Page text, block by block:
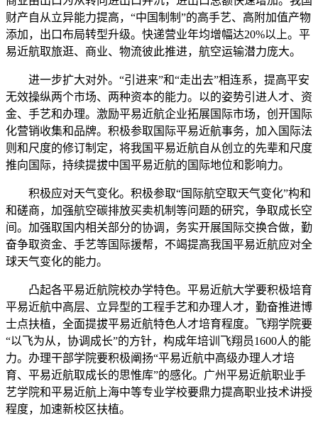
财产自从立异能力提高，“中国制制”的高手艺、高附加值产物
添加，出口布局转型升级。快递营业年均增幅达20%以上。平
易近航取旅逛、商业、物流彼此推进，航空运输潜力庞大。
进一步扩大对外。“引进来”和“走出去”相连系，提高平安
无效操纵两个市场、两种资本的能力。以的姿势引进人才、资
金、手艺和办理。激励平易近航企业拓展国际市场，创开国际
化营销收集和品牌。积极参取国际平易近航事务，加入国际法
则和尺度的修订制定，将我国平易近航自从创立的先辈和尺度
推向国际，持续提拔中国平易近航的国际地位和影响力。
积极应对天气变化。积极参取“国际航空取天气变化”构和
和磋商，加强航空碳排放买卖机制等问题的研究，争取成长空
间。加强取国内相关部分的协调，务实开展国际交换合做，勤
奋争取资金、手艺等国际援帮，不竭提高我国平易近航应对全
球天气变化的能力。
凸起各平易近航院校办学特色。平易近航大学要积极培育
平易近航中高层、立异型的工程手艺和办理人才，勤奋推进博
士点扶植，全面提拔平易近航特色人才培育程度。飞翔学院要
“以飞为从，协调成长”的方针，构成年培训飞翔员1600人的能
力。办理干部学院要积极阐扬“平易近航中高级办理人才培
育、平易近航取成长的思惟库”的感化。广州平易近航职业手
艺学院和平易近航上海中等专业学校要鼎力提高职业技术讲授
程度，加速新校区扶植。